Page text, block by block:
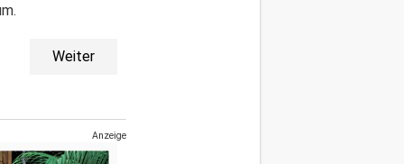
Weiter
Anzeige